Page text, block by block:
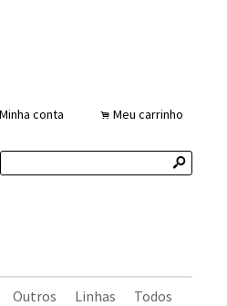
Minha conta . Meu carrinho
s
Outros Linhas Todos